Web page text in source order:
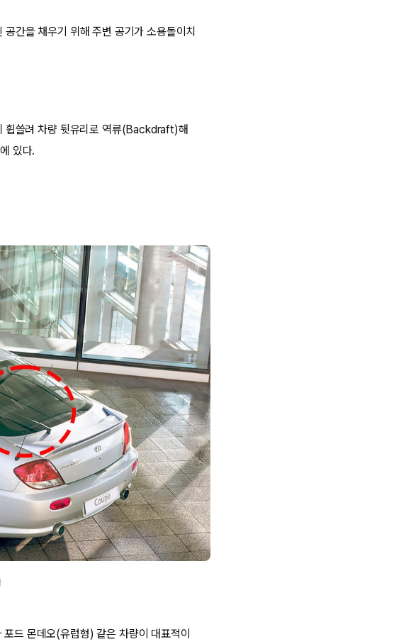
간을 채우기 위해 주변 공기가 소용돌이치
휩쓸려 차량 뒷유리로 역류(Backdraft)해
있다.
드 몬데오(유럽형) 같은 차량이 대표적이